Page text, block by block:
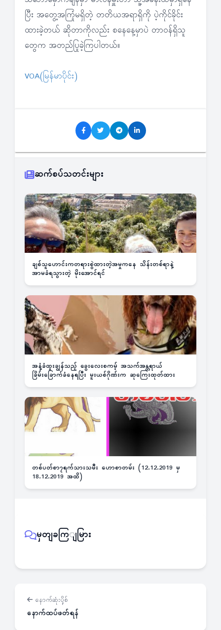
ပြီး အတွေ့အကြုံမရှိတဲ့ တတိယအရာရှိကို ပဲ့ကိုင်ခိုင်း
ထားခဲ့တယ် ဆိုတာကိုလည်း စနေနေ့မှာပဲ တာဝန်ရှိသူ
တွေက အတည်ပြုခဲ့ကြပါတယ်။
VOA(မြန်မာပိုင်း)
ဆက်စပ်သတင်းများ
ချစ်သူဟောင်းကတရားစွဲထားတဲ့အမှုကနေ သိန်းတစ်ရာနဲ့
အာမခံရသွားတဲ့ မိုးအောင်ရင်
အနံ့ခံထူးချွန်သည့် ခွေးလေးစကမ့် အသက်အန္တရာယ်
ခြိမ်းခြောက်ခံနေရပြီး မူးယစ်ဂိုဏ်းက ဆုကြေးထုတ်ထား
တစ်ပတ်စာ၇ရက်သားသမီး ဟောစာတမ်း (12.12.2019 မှ
18.12.2019 အထိ)
မှတျခကြျမြား
နောက်ဆုံးပို့စ်
နောက်ထပ်ဖတ်ရန်